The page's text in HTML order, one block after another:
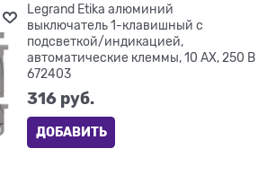
Legrand Etika алюминий
выключатель 1-клавишный с
подсветкой/индикацией,
автоматические клеммы, 10 AX, 250 В
672403
316 руб.
ДОБАВИТЬ